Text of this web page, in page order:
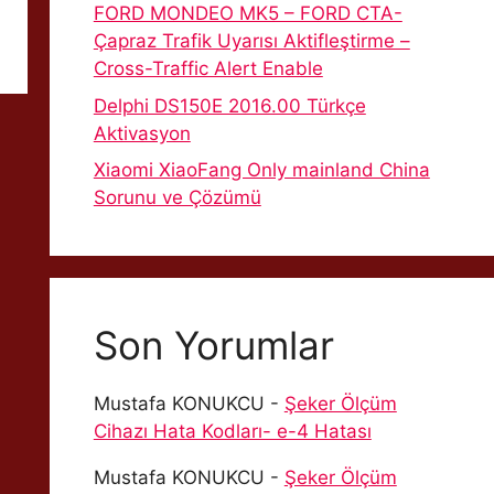
FORD MONDEO MK5 – FORD CTA-
Çapraz Trafik Uyarısı Aktifleştirme –
Cross-Traffic Alert Enable
Delphi DS150E 2016.00 Türkçe
Aktivasyon
Xiaomi XiaoFang Only mainland China
Sorunu ve Çözümü
Son Yorumlar
Mustafa KONUKCU - Şeker Ölçüm
Cihazı Hata Kodları- e-4 Hatası
Mustafa KONUKCU - Şeker Ölçüm